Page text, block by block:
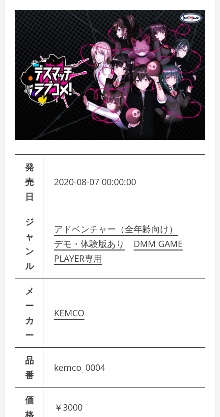
発
売
日
2020-08-07 00:00:00
ジ
ャ
ン
ル
アドベンチャー（全年齢向け）
デモ・体験版あり
DMM GAME
PLAYER専用
メ
ー
カ
ー
KEMCO
品
番
kemco_0004
価
￥3000